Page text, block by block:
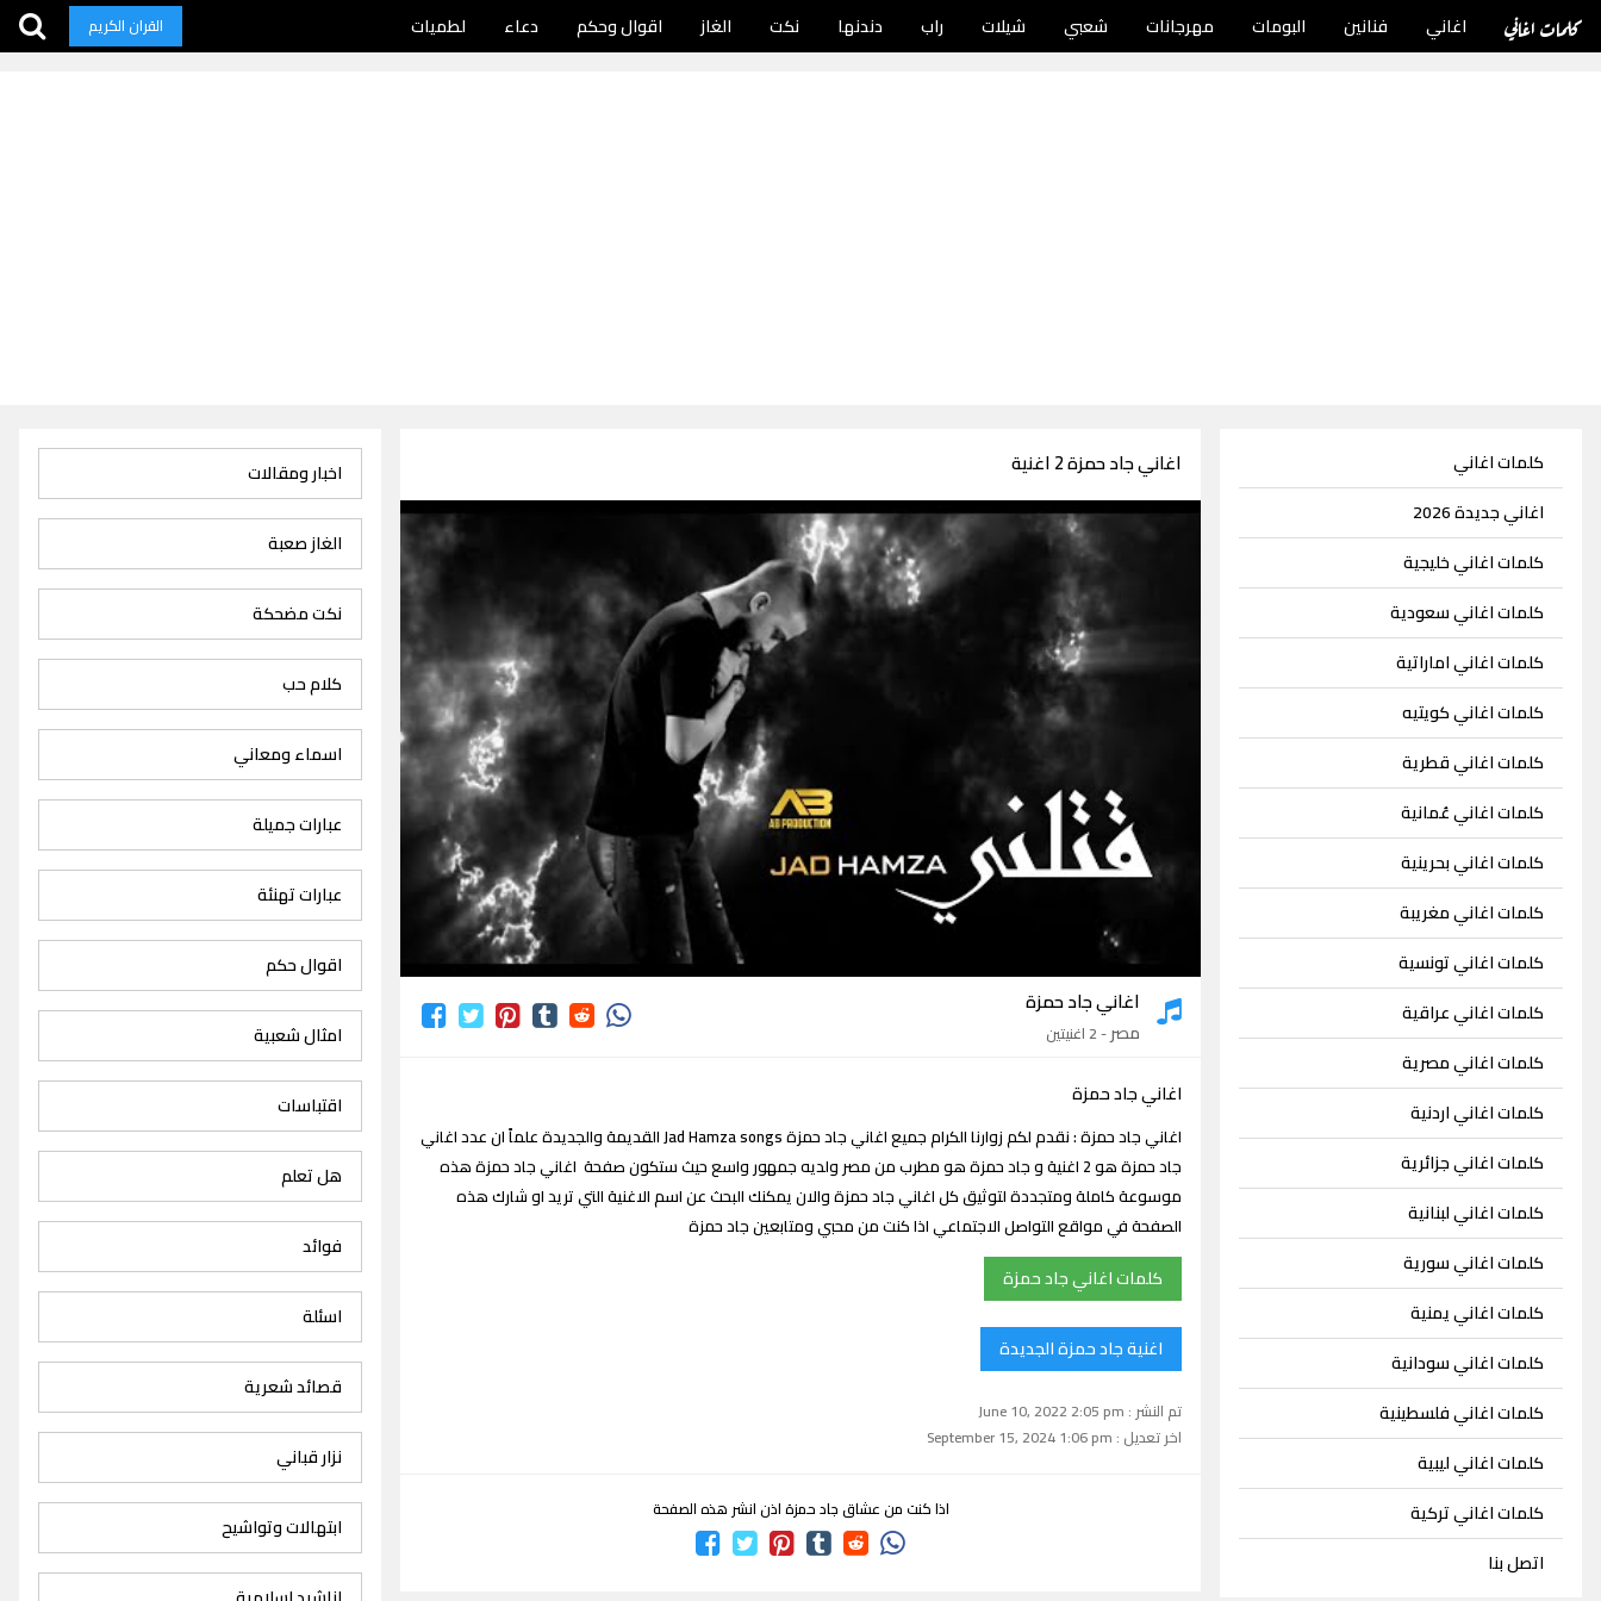
كلمات اغاني اغاني فنانين البومات مهرجانات شعبي شيلات راب دندنها نكت الغاز اقوال وحكم دعاء لطميات القران الكريم
كلمات اغاني
اغاني جديدة 2026
كلمات اغاني خليجية
كلمات اغاني سعودية
كلمات اغاني اماراتية
كلمات اغاني كويتيه
كلمات اغاني قطرية
كلمات اغاني عُمانية
كلمات اغاني بحرينية
كلمات اغاني مغريبة
كلمات اغاني تونسية
كلمات اغاني عراقية
كلمات اغاني مصرية
كلمات اغاني اردنية
كلمات اغاني جزائرية
كلمات اغاني لبنانية
كلمات اغاني سورية
كلمات اغاني يمنية
كلمات اغاني سودانية
كلمات اغاني فلسطينية
كلمات اغاني ليبية
كلمات اغاني تركية
اتصل بنا
اغاني جاد حمزة 2 اغنية
اغاني جاد حمزة
اغاني جاد حمزة
مصر- 2 اغنيتين
اغاني جاد حمزة
اغاني جاد حمزة : نقدم لكم زوارنا الكرام جميع اغاني جاد حمزة Jad Hamza songs القديمة والجديدة علماً ان عدد اغاني
جاد حمزة هو 2 اغنية و جاد حمزة هو مطرب من مصر ولديه جمهور واسع حيث ستكون صفحة اغاني جاد حمزة هذه
موسوعة كاملة ومتجددة لتوثيق كل اغاني جاد حمزة والان يمكنك البحث عن اسم الاغنية التي تريد او شارك هذه
الصفحة في مواقع التواصل الاجتماعي اذا كنت من محبي ومتابعين جاد حمزة
كلمات اغاني جاد حمزة
اغنية جاد حمزة الجديدة
تم النشر : June 10, 2022 2:05 pm
اخر تعديل : September 15, 2024 1:06 pm
اذا كنت من عشاق جاد حمزة اذن انشر هذه الصفحة
اخبار ومقالات
الغاز صعبة
نكت مضحكة
كلام حب
اسماء ومعاني
عبارات جميلة
عبارات تهنئة
اقوال حكم
امثال شعبية
اقتباسات
هل تعلم
فوائد
اسئلة
قصائد شعرية
نزار قباني
ابتهالات وتواشيح